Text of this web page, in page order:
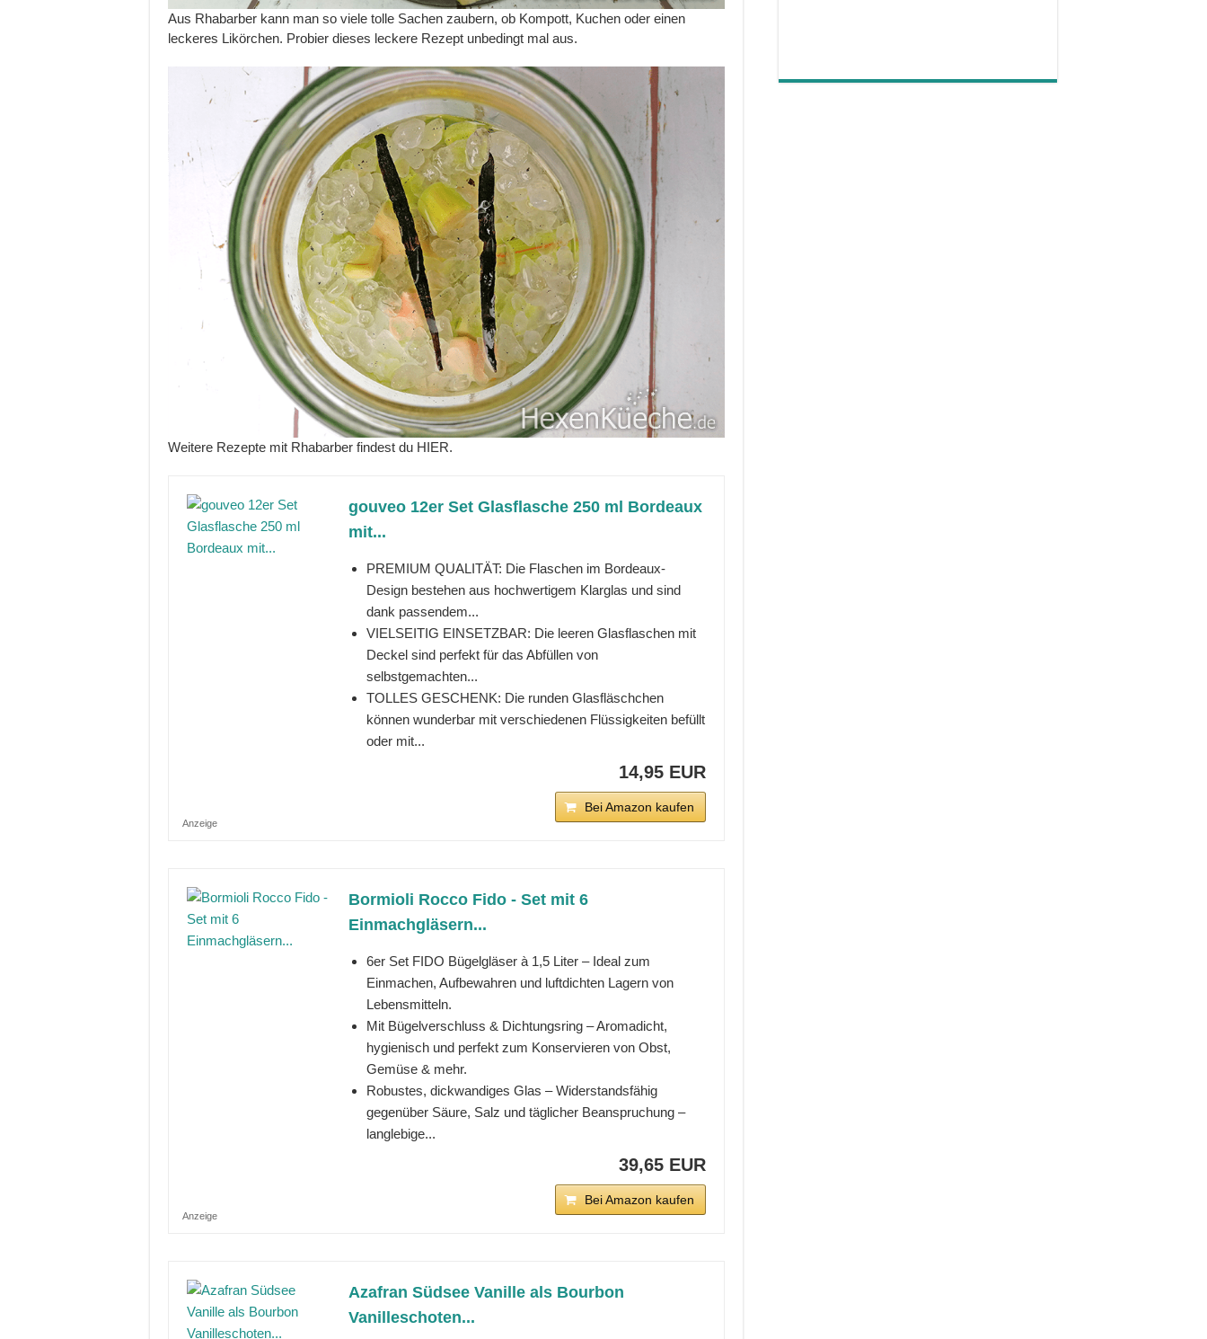
Aus Rhabarber kann man so viele tolle Sachen zaubern, ob Kompott, Kuchen oder einen
leckeres Likörchen. Probier dieses leckere Rezept unbedingt mal aus.
Weitere Rezepte mit Rhabarber findest du HIER.
gouveo 12er Set Glasflasche 250 ml Bordeaux
mit...
PREMIUM QUALITÄT: Die Flaschen im Bordeaux-
Design bestehen aus hochwertigem Klarglas und sind
dank passendem...
VIELSEITIG EINSETZBAR: Die leeren Glasflaschen mit
Deckel sind perfekt für das Abfüllen von
selbstgemachten...
TOLLES GESCHENK: Die runden Glasfläschchen
können wunderbar mit verschiedenen Flüssigkeiten befüllt
oder mit...
14,95 EUR
Bei Amazon kaufen
Anzeige
Bormioli Rocco Fido - Set mit 6
Einmachgläsern...
6er Set FIDO Bügelgläser à 1,5 Liter – Ideal zum
Einmachen, Aufbewahren und luftdichten Lagern von
Lebensmitteln.
Mit Bügelverschluss & Dichtungsring – Aromadicht,
hygienisch und perfekt zum Konservieren von Obst,
Gemüse & mehr.
Robustes, dickwandiges Glas – Widerstandsfähig
gegenüber Säure, Salz und täglicher Beanspruchung –
langlebige...
39,65 EUR
Bei Amazon kaufen
Anzeige
Azafran Südsee Vanille als Bourbon
Vanilleschoten...